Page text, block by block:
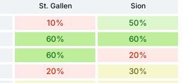
St. Gallen
Sion
10% 50%
60% 60%
60% 20%
20% 30%